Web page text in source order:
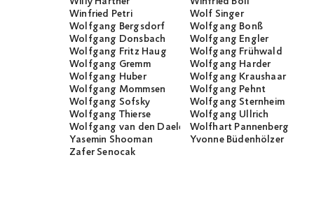
Winfried Petri
Wolf Singer
Wolfgang Bergsdorf
Wolfgang Bonß
Wolfgang Donsbach
Wolfgang Engler
Wolfgang Fritz Haug
Wolfgang Frühwald
Wolfgang Gremm
Wolfgang Harder
Wolfgang Huber
Wolfgang Kraushaar
Wolfgang Mommsen
Wolfgang Pehnt
Wolfgang Sofsky
Wolfgang Sternheim
Wolfgang Thierse
Wolfgang Ullrich
Wolfgang van den Daele
Wolfhart Pannenberg
Yasemin Shooman
Yvonne Büdenhölzer
Zafer Senocak